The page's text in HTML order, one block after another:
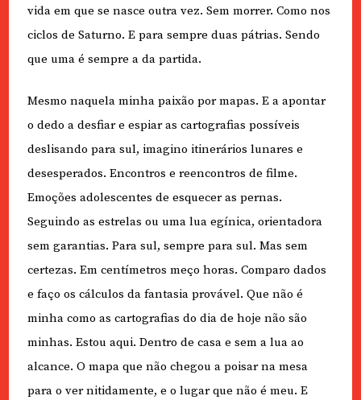
vida em que se nasce outra vez. Sem morrer. Como nos
ciclos de Saturno. E para sempre duas pátrias. Sendo
que uma é sempre a da partida.
Mesmo naquela minha paixão por mapas. E a apontar
o dedo a desfiar e espiar as cartografias possíveis
deslisando para sul, imagino itinerários lunares e
desesperados. Encontros e reencontros de filme.
Emoções adolescentes de esquecer as pernas.
Seguindo as estrelas ou uma lua egínica, orientadora
sem garantias. Para sul, sempre para sul. Mas sem
certezas. Em centímetros meço horas. Comparo dados
e faço os cálculos da fantasia provável. Que não é
minha como as cartografias do dia de hoje não são
minhas. Estou aqui. Dentro de casa e sem a lua ao
alcance. O mapa que não chegou a poisar na mesa
para o ver nitidamente, e o lugar que não é meu. E